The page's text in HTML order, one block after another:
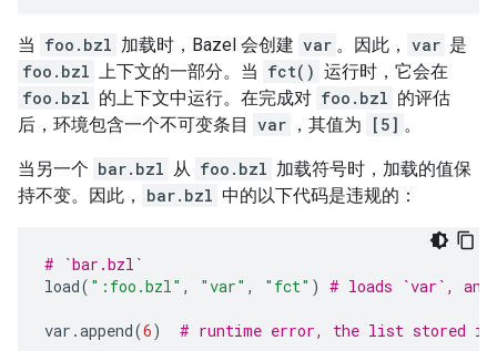
当 foo.bzl 加载时，Bazel 会创建 var 。因此， var 是
foo.bzl 上下文的一部分。当 fct() 运行时，它会在
foo.bzl 的上下文中运行。在完成对 foo.bzl 的评估
后，环境包含一个不可变条目 var ，其值为 [5] 。
当另一个 bar.bzl 从 foo.bzl 加载符号时，加载的值保
持不变。因此，
bar.bzl 中的以下代码是违规的：
# `bar.bzl`
load( ":foo.bzl" , "var" , "fct" ) # loads `var`,
var .append(6) # runtime error, the list stored in